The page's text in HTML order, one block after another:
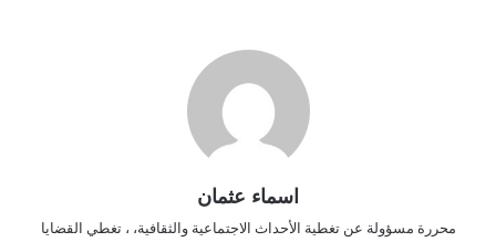
اسماء عثمان
محررة مسؤولة عن تغطية الأحداث الاجتماعية والثقافية، ، تغطي القضايا